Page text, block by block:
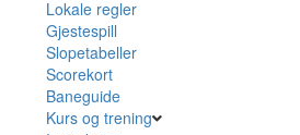
Lokale regler
Gjestespill
Slopetabeller
Scorekort
Baneguide
Kurs og trening